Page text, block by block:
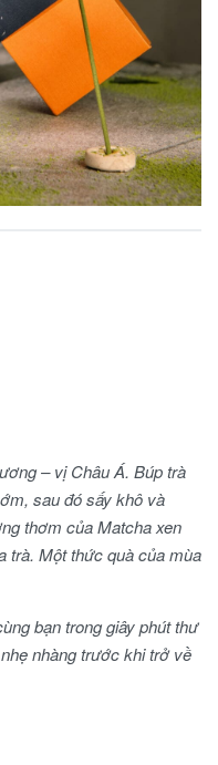
– vị Châu Á. Búp trà
sau đó sấy khô và
thơm của Matcha xen
trà. Một thức quà của mùa
bạn trong giây phút thư
nhàng trước khi trở về